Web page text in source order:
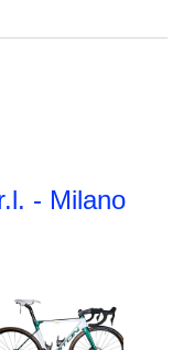
- Milano